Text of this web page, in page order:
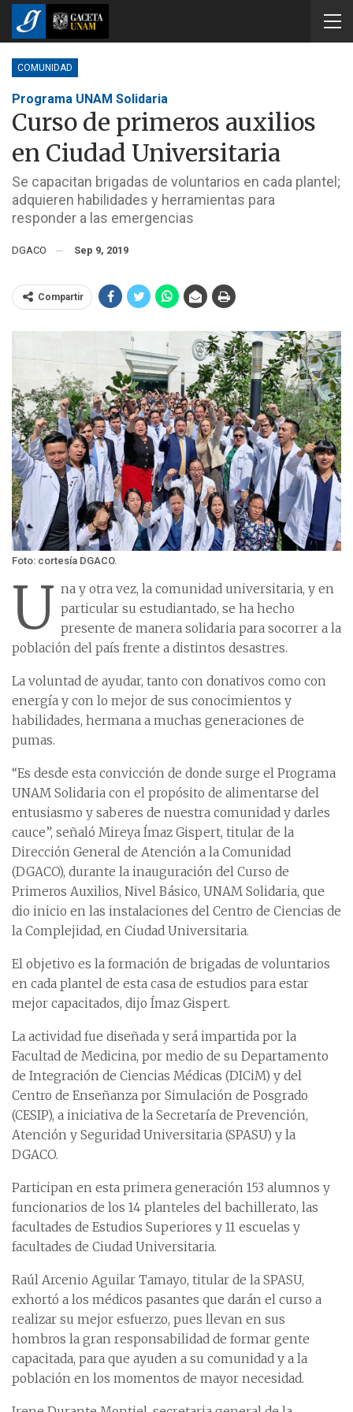
COMUNIDAD
Programa UNAM Solidaria
Curso de primeros auxilios
en Ciudad Universitaria
Se capacitan brigadas de voluntarios en cada plantel;
adquieren habilidades y herramientas para
responder a las emergencias
DGACO Sep 9, 2019
Compartir
Foto: cortesía DGACO.
U na y otra vez, la comunidad universitaria, y en
particular su estudiantado, se ha hecho
presente de manera solidaria para socorrer a la
población del país frente a distintos desastres.
La voluntad de ayudar, tanto con donativos como con
energía y con lo mejor de sus conocimientos y
habilidades, hermana a muchas generaciones de
pumas.
“Es desde esta convicción de donde surge el Programa
UNAM Solidaria con el propósito de alimentarse del
entusiasmo y saberes de nuestra comunidad y darles
cauce”, señaló Mireya Ímaz Gispert, titular de la
Dirección General de Atención a la Comunidad
(DGACO), durante la inauguración del Curso de
Primeros Auxilios, Nivel Básico, UNAM Solidaria, que
dio inicio en las instalaciones del Centro de Ciencias de
la Complejidad, en Ciudad Universitaria.
El objetivo es la formación de brigadas de voluntarios
en cada plantel de esta casa de estudios para estar
mejor capacitados, dijo Ímaz Gispert.
La actividad fue diseñada y será impartida por la
Facultad de Medicina, por medio de su Departamento
de Integración de Ciencias Médicas (DICiM) y del
Centro de Enseñanza por Simulación de Posgrado
(CESIP), a iniciativa de la Secretaría de Prevención,
Atención y Seguridad Universitaria (SPASU) y la
DGACO.
Participan en esta primera generación 153 alumnos y
funcionarios de los 14 planteles del bachillerato, las
facultades de Estudios Superiores y 11 escuelas y
facultades de Ciudad Universitaria.
Raúl Arcenio Aguilar Tamayo, titular de la SPASU,
exhortó a los médicos pasantes que darán el curso a
realizar su mejor esfuerzo, pues llevan en sus
hombros la gran responsabilidad de formar gente
capacitada, para que ayuden a su comunidad y a la
población en los momentos de mayor necesidad.